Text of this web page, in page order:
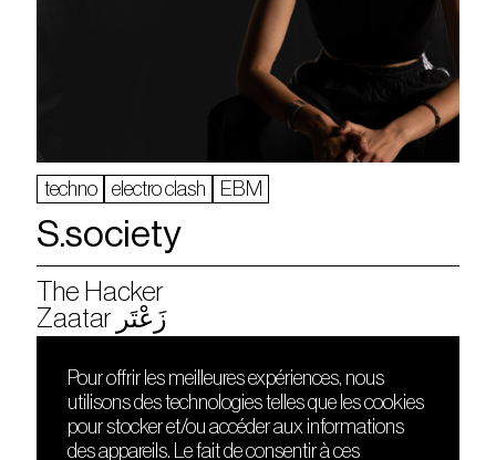
techno electro clash EBM
S.society
The Hacker
Zaatar زَعْتَر
DÉCOUVRIR
Le lieu
Contact
FRIENDS
Nuits sonores
HEAT
Pour offrir les meilleures expériences, nous
utilisons des technologies telles que les cookies
pour stocker et/ou accéder aux informations
des appareils. Le fait de consentir à ces